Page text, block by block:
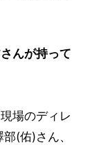
んが持って
場のディレ
(佑)さん、